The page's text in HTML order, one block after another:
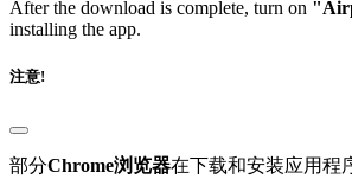
After the download is complete, turn on
installing the app.
注意!
部分Chrome浏览器在下载和安装应用程